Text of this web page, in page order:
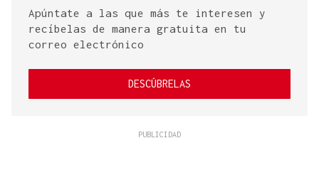
Apúntate a las que más te interesen y
recíbelas de manera gratuita en tu
correo electrónico
DESCÚBRELAS